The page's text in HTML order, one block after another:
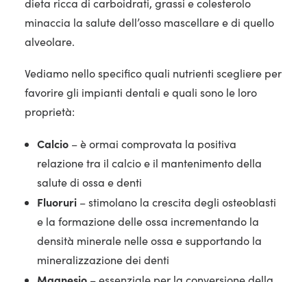
dieta ricca di carboidrati, grassi e colesterolo
minaccia la salute dell’osso mascellare e di quello
alveolare.
Vediamo nello specifico quali nutrienti scegliere per
favorire gli impianti dentali e quali sono le loro
proprietà:
Calcio – è ormai comprovata la positiva
relazione tra il calcio e il mantenimento della
salute di ossa e denti
Fluoruri – stimolano la crescita degli osteoblasti
e la formazione delle ossa incrementando la
densità minerale nelle ossa e supportando la
mineralizzazione dei denti